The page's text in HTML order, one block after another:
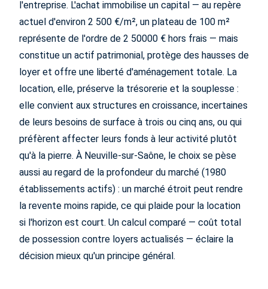
l'entreprise. L'achat immobilise un capital — au repère
actuel d'environ 2 500 €/m², un plateau de 100 m²
représente de l'ordre de 2 50000 € hors frais — mais
constitue un actif patrimonial, protège des hausses de
loyer et offre une liberté d'aménagement totale. La
location, elle, préserve la trésorerie et la souplesse :
elle convient aux structures en croissance, incertaines
de leurs besoins de surface à trois ou cinq ans, ou qui
préfèrent affecter leurs fonds à leur activité plutôt
qu'à la pierre. À Neuville-sur-Saône, le choix se pèse
aussi au regard de la profondeur du marché (1980
établissements actifs) : un marché étroit peut rendre
la revente moins rapide, ce qui plaide pour la location
si l'horizon est court. Un calcul comparé — coût total
de possession contre loyers actualisés — éclaire la
décision mieux qu'un principe général.